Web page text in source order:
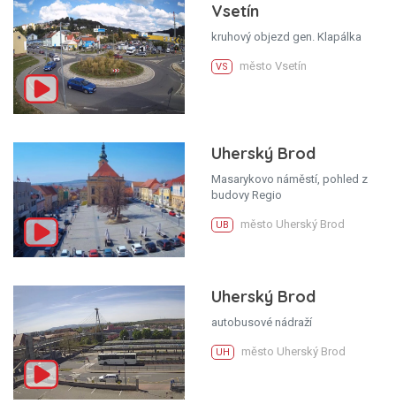
Vsetín
kruhový objezd gen. Klapálka
VS město Vsetín
Uherský Brod
Masarykovo náměstí, pohled z
budovy Regio
UB město Uherský Brod
Uherský Brod
autobusové nádraží
UH město Uherský Brod